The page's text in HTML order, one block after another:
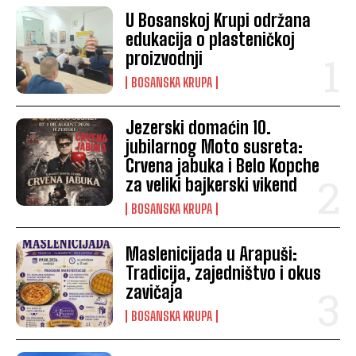
U Bosanskoj Krupi održana
edukacija o plasteničkoj
proizvodnji
BOSANSKA KRUPA
Jezerski domaćin 10.
jubilarnog Moto susreta:
Crvena jabuka i Belo Kopche
za veliki bajkerski vikend
BOSANSKA KRUPA
Maslenicijada u Arapuši:
Tradicija, zajedništvo i okus
zavičaja
BOSANSKA KRUPA